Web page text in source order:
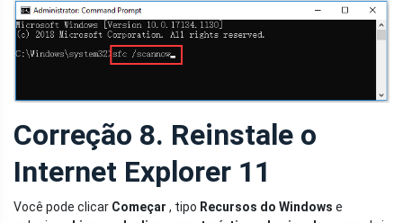
Correção 8. Reinstale o
Internet Explorer 11
Você pode clicar Começar , tipo Recursos do Windows e